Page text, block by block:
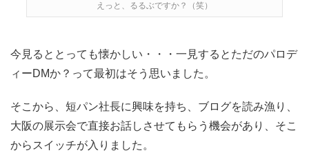
えっと、るるぶですか？（笑）
今見るととっても懐かしい・・・一見するとただのパロデ
ィーDMか？って最初はそう思いました。
そこから、短パン社長に興味を持ち、ブログを読み漁り、
大阪の展示会で直接お話しさせてもらう機会があり、そこ
からスイッチが入りました。